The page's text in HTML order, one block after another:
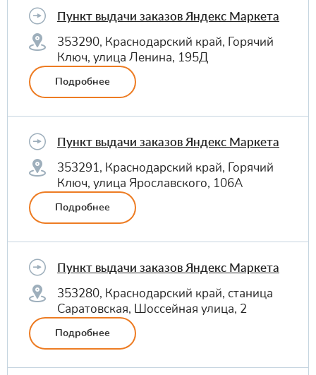
Пункт выдачи заказов Яндекс Маркета
353290, Краснодарский край, Горячий
Ключ, улица Ленина, 195Д
Подробнее
Пункт выдачи заказов Яндекс Маркета
353291, Краснодарский край, Горячий
Ключ, улица Ярославского, 106А
Подробнее
Пункт выдачи заказов Яндекс Маркета
353280, Краснодарский край, станица
Саратовская, Шоссейная улица, 2
Подробнее